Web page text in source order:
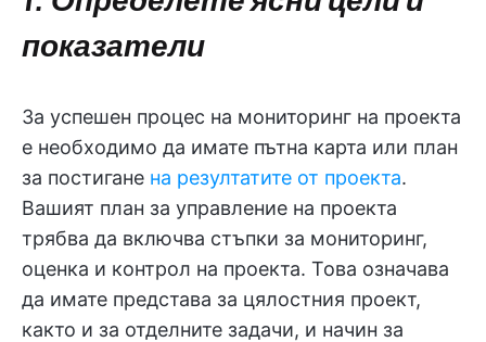
показатели
За успешен процес на мониторинг на проекта
е необходимо да имате пътна карта или план
за постигане на резултатите от проекта.
Вашият план за управление на проекта
трябва да включва стъпки за мониторинг,
оценка и контрол на проекта. Това означава
да имате представа за цялостния проект,
както и за отделните задачи, и начин за